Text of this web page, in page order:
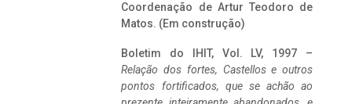
Coordenação de Artur Teodoro de
Matos. (Em construção)
Boletim do IHIT, Vol. LV, 1997 –
Relação dos fortes, Castellos e outros
pontos fortificados, que se achão ao